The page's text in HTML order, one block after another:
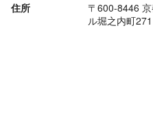
住所
〒600-8446
ル堀之内町271